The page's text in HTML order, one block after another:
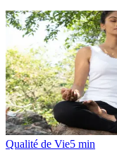
Qualité de Vie5 min